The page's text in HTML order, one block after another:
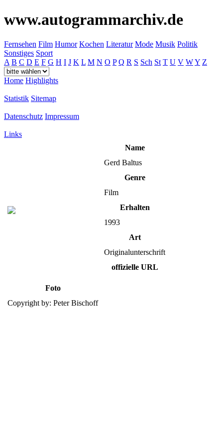
www.autogrammarchiv.de
Fernsehen Film Humor Kochen Literatur Mode Musik Politik
Sonstiges Sport
A B C D E F G H I J K L M N O P Q R S Sch St T U V WY Z
Home Highlights
Statistik Sitemap
Datenschutz Impressum
Links
Name
Gerd Baltus
Genre
Film
Erhalten
1993
Art
Originalunterschrift
offizielle URL
Foto
Copyright by: Peter Bischoff